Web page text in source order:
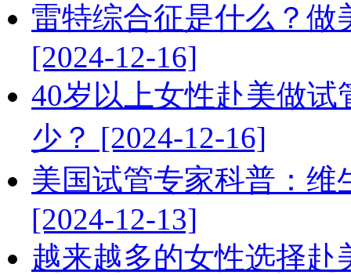
雷特综合征是什么？做
[2024-12-16]
40岁以上女性赴美做
少？ [2024-12-16]
美国试管专家科普：
[2024-12-13]
越来越多的女性选择赴